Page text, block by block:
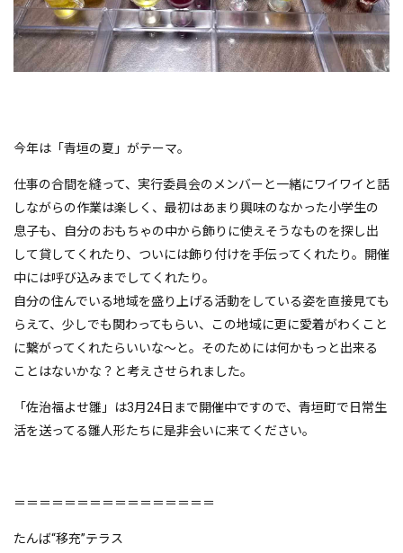
今年は「青垣の夏」がテーマ。
仕事の合間を縫って、実行委員会のメンバーと一緒にワイワイと話
しながらの作業は楽しく、最初はあまり興味のなかった小学生の
息子も、自分のおもちゃの中から飾りに使えそうなものを探し出
して貸してくれたり、ついには飾り付けを手伝ってくれたり。開催
中には呼び込みまでしてくれたり。
自分の住んでいる地域を盛り上げる活動をしている姿を直接見ても
らえて、少しでも関わってもらい、この地域に更に愛着がわくこと
に繋がってくれたらいいな～と。そのためには何かもっと出来る
ことはないかな？と考えさせられました。
「佐治福よせ雛」は3月24日まで開催中ですので、青垣町で日常生
活を送ってる雛人形たちに是非会いに来てください。
＝＝＝＝＝＝＝＝＝＝＝＝＝＝＝＝
たんば“移充”テラス